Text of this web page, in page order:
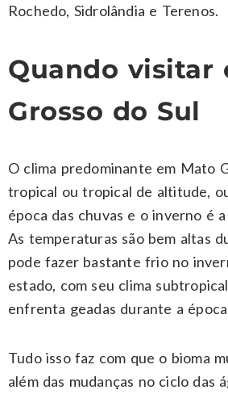
Rochedo, Sidrolândia e Terenos.
Quando visitar
Grosso do Sul
O clima predominante em Mato
tropical ou tropical de altitude,
época das chuvas e o inverno é
As temperaturas são bem altas
pode fazer bastante frio no
estado, com seu clima
enfrenta geadas durante a
Tudo isso faz com que o bioma
além das mudanças no ciclo das